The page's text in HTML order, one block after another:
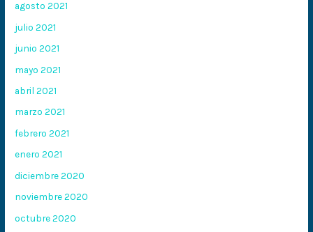
agosto 2021
julio 2021
junio 2021
mayo 2021
abril 2021
marzo 2021
febrero 2021
enero 2021
diciembre 2020
noviembre 2020
octubre 2020